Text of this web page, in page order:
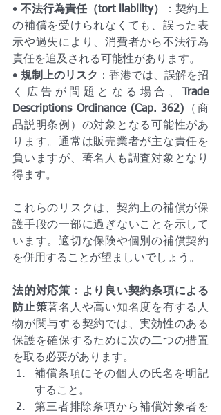
• 不法行為責任（tort liability）
：契約上
の補償を受けられなくても、誤った表
示や過失により、消費者から不法行為
責任を追及される可能性があります。
• 規制上のリスク ：香港では、誤解を招
く広告が問題となる場合、
Trade
Descriptions Ordinance (Cap. 362) （商
品説明条例）の対象となる可能性があ
ります。通常は販売業者が主な責任を
負いますが、著名人も調査対象となり
得ます。
これらのリスクは、契約上の補償が保
護手段の一部に過ぎないことを示して
います。適切な保険や個別の補償契約
を併用することが望ましいでしょう。
法的対応策：より良い契約条項による
防止策著名人や高い知名度を有する人
物が関与する契約では、実効性のある
保護を確保するために次の二つの措置
を取る必要があります。
補償条項にその個人の氏名を明記
すること。
第三者排除条項から補償対象者を